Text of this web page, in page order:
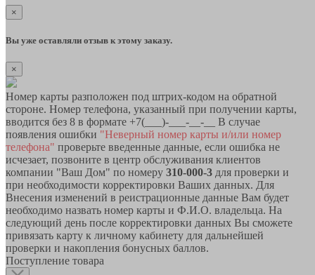
×
Вы уже оставляли отзыв к этому заказу.
×
Номер карты разположен под штрих-кодом на обратной
стороне. Номер телефона, указанный при получении карты,
вводится без 8 в формате +7(___)-___-__-__ В случае
появления ошибки "Неверный номер карты и/или номер
телефона" проверьте введенные данные, если ошибка не
исчезает, позвоните в центр обслуживания клиентов
компании "Ваш Дом" по номеру 310-000-3 для проверки и
при необходимости корректировки Ваших данных. Для
Внесения изменений в реистрационные данные Вам будет
необходимо назвать номер карты и Ф.И.О. владельца. На
следующий день после корректировки данных Вы сможете
привязать карту к личному кабинету для дальнейшей
проверки и накопления бонусных баллов.
Поступление товара